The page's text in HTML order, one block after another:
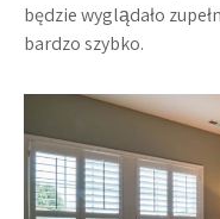
będzie wyglądało
bardzo szybko.